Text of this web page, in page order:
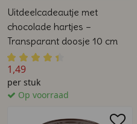
Uitdeelcadeautje met
chocolade hartjes –
Transparant doosje 10 cm
1,49
per stuk
Op voorraad